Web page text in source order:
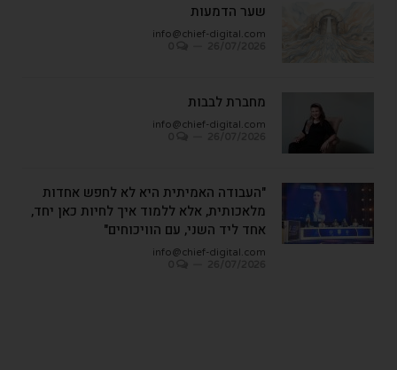
שער הדמעות
info@chief-digital.com
מחברת לבבות
info@chief-digital.com
"העבודה האמיתית היא לא לחפש אחדות
מלאכותית, אלא ללמוד איך לחיות כאן יחד,
אחד ליד השני, עם הוויכוחים"
info@chief-digital.com